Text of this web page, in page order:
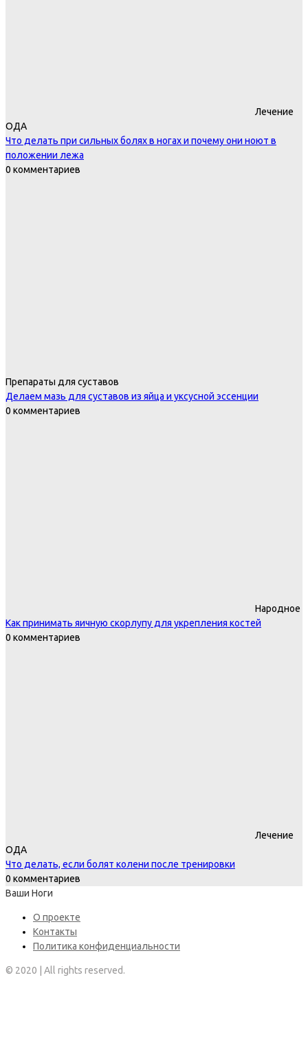
Лечение
ОДА
Что делать при сильных болях в ногах и почему они ноют в
положении лежа
0 комментариев
Препараты для суставов
Делаем мазь для суставов из яйца и уксусной эссенции
0 комментариев
Народное
Как принимать яичную скорлупу для укрепления костей
0 комментариев
Лечение
ОДА
Что делать, если болят колени после тренировки
0 комментариев
Ваши Ноги
О проекте
Контакты
Политика конфиденциальности
© 2020 | All rights reserved.